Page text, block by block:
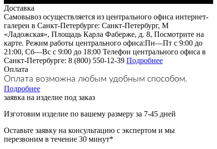
Доставка
Самовывоз осуществляется из центрального офиса интернет-
галереи в Санкт-Петербурге: Санкт-Петербург, М
«Ладожская», Площадь Карла Фаберже, д. 8, Посмотрите на
карте. Режим работы центрального офиса:Пн—Пт с 9:00 до
21:00, Сб—Вс с 9:00 до 18:00 Телефон центрального офиса в
Санкт-Петербурге: 8 (800) 550-12-39 Подробнее
Оплата
Оплата возможна любым удобным способом.
Подробнее
заявка на изделие под заказ
Изготовим изделие по вашему размеру за 7-45 дней
Оставьте заявку на консультацию с экспертом и мы
перезвоним в течение 30 минут*